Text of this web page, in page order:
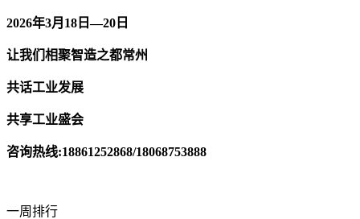
2026年3月18日—20日
让我们相聚智造之都常州
共话工业发展
共享工业盛会
咨询热线:18861252868/18068753888
一周排行